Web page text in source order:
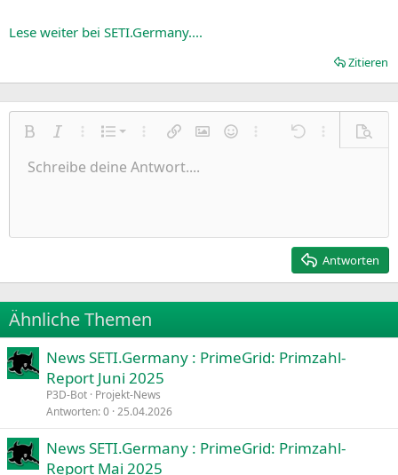
Lese weiter bei SETI.Germany....
Zitieren
Fett KursivWeitere Einstellungen…
Liste
Nummerierte Liste
Ungeordnete Liste
Weitere Einstellungen…
Link einfügen
Bild einfügen
SmileysWeitere Einstellungen…
Rückgängig
Weitere
Schriftgröße
9
22
26
TextfarbeSchriftfamilie
Arial
Times New Roman
Trebuchet MS
Verdana
Durchgestrichen
Unterstrichen
Inline-Code
AusrichtungLinksbündig
Paragraph format
Normal
Heading 2
ZitatMedienTabelle einfügen
Insert horizontal line
SpoilerCode
Wiederholen
BBCode umschalten
Formatierung entfernen
EntwürfeEntwurf speichern
Schreibe deine Antwort....
Antworten
Ähnliche Themen
News SETI.Germany : PrimeGrid: Primzahl-
Report Juni 2025
P3D-Bot Projekt-News
Antworten 0 25.04.2026
News SETI.Germany : PrimeGrid: Primzahl-
Report Mai 2025